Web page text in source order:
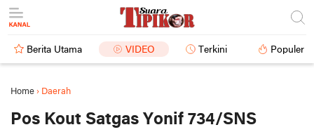
Berita Utama VIDEO Terkini Populer
Home › Daerah
Pos Kout Satgas Yonif 734/SNS